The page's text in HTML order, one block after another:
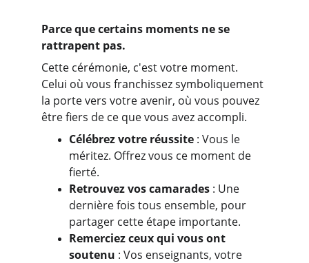
Parce que certains moments ne se
rattrapent pas.
Cette cérémonie, c'est votre moment.
Celui où vous franchissez symboliquement
la porte vers votre avenir, où vous pouvez
être fiers de ce que vous avez accompli.
Célébrez votre réussite : Vous le
méritez. Offrez vous ce moment de
fierté.
Retrouvez vos camarades : Une
dernière fois tous ensemble, pour
partager cette étape importante.
Remerciez ceux qui vous ont
soutenu : Vos enseignants, votre